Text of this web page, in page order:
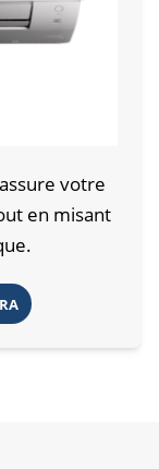
votre
en misant